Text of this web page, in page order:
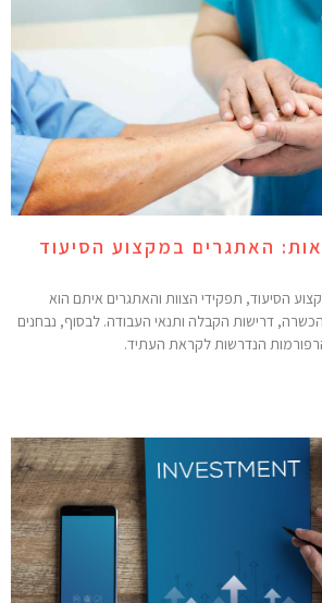
האתגרים במקצוע הסיעוד
תפקידי הצוות והאתגרים איתם הוא
דרישות הקבלה ותנאי העבודה. לבסוף, נבחנים
הנדרשות לקראת העתיד.